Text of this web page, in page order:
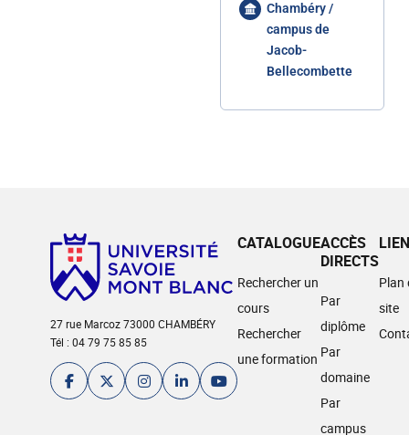
Chambéry /
campus de
Jacob-
Bellecombette
27 rue Marcoz 73000 CHAMBÉRY
Tél : 04 79 75 85 85
CATALOGUE
Rechercher un
cours
Rechercher
une formation
ACCÈS
DIRECTS
Par
diplôme
Par
domaine
Par
campus
Plan
site